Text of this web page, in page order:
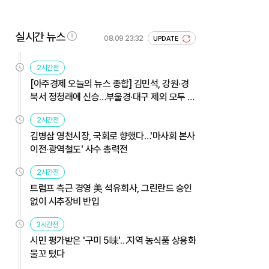
실시간 뉴스 08.09 23:32 UPDATE
2시간전
[아주경제 오늘의 뉴스 종합] 김민석, 강원·경
북서 정청래에 신승…부울경·대구 제외 모두 웃
었다 外
2시간전
김병삼 영천시장, 국회로 향했다…'마사회 본사
이전·광역철도' 사수 총력전
2시간전
트럼프 측근 경영 美 석유회사, 그린란드 승인
없이 시추장비 반입
3시간전
시민 평가받은 '구미 5味'…지역 농식품 상용화
물꼬 텄다